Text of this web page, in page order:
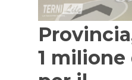
1 milione